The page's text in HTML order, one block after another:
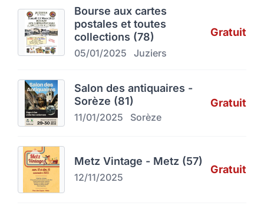
Bourse aux cartes
postales et toutes
collections (78)
05/01/2025 Juziers
Gratuit
Salon des antiquaires -
Sorèze (81)
11/01/2025 Sorèze
Gratuit
Metz Vintage - Metz (57)
12/11/2025
Gratuit